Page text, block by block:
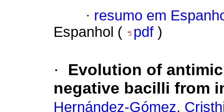
· resumo em
Espanhol (
pdf )
·
Evolution of
negative bacilli from
Hernández-Gómez,